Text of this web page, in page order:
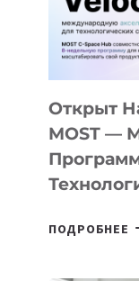
Открыт
MOST —
ПОДРОБНЕЕ